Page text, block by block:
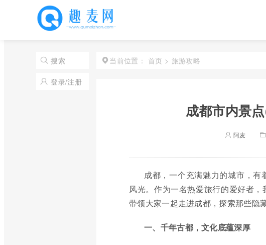
搜索
登录/注册
当前位置： 首页 > 旅游攻略
成都市内景
阿麦
成都，一个充满魅力的城市，
风光。作为一名热爱旅行的爱好者
带领大家一起走进成都，探索那些隐
一、千年古都，文化底蕴深厚